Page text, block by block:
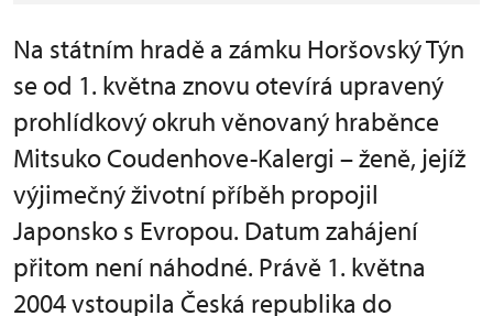
Na státním hradě a zámku Horšovský Týn
se od 1. května znovu otevírá upravený
prohlídkový okruh věnovaný hraběnce
Mitsuko Coudenhove-Kalergi – ženě, jejíž
výjimečný životní příběh propojil
Japonsko s Evropou. Datum zahájení
přitom není náhodné. Právě 1. května
2004 vstoupila Česká republika do